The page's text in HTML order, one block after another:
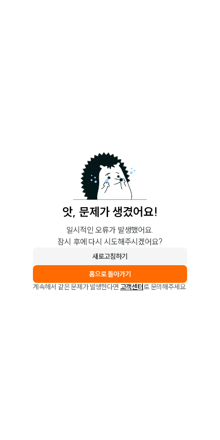
앗, 문제가 생겼어요!
일시적인 오류가 발생했어요.
잠시 후에 다시 시도해주시겠어요?
새로고침하기
홈으로 돌아가기
계속해서 같은 문제가 발생한다면 고객센터로 문의해주세요.